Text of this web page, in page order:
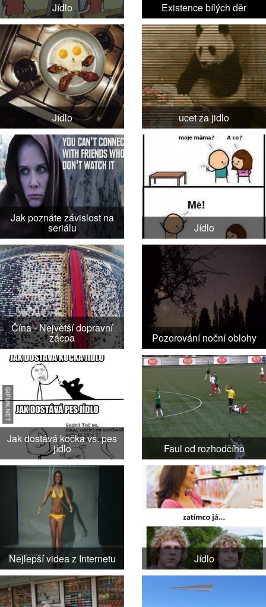
Jídlo Existence bílých děr
Jídlo ucet za jidlo
Jak poznáte závislost na
seriálu Jídlo
Čína - Největší dopravní
zácpa Pozorování noční oblohy
Jak dostává kočka vs. pes
jídlo Faul od rozhodčího
Nejlepší videa z Internetu Jídlo